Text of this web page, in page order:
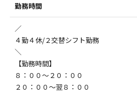
勤務時間
／
４勤４休/２交替シフト勤務
＼
【勤務時間】
８：００～２０：００
２０：００～翌８：００